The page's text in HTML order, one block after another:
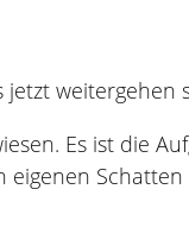
jetzt weitergehen
Es ist die
Schatten